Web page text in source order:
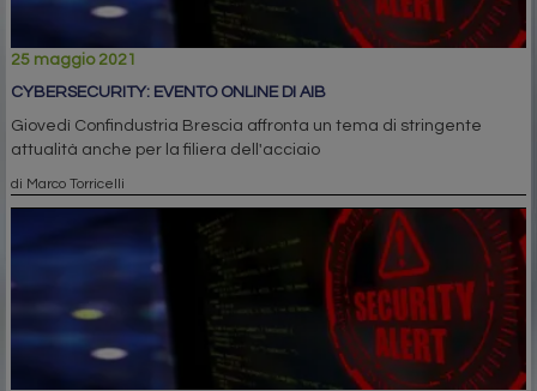
25 maggio 2021
CYBERSECURITY: EVENTO ONLINE DI AIB
Giovedì Confindustria Brescia affronta un tema di stringente
attualità anche per la filiera dell'acciaio
di Marco Torricelli